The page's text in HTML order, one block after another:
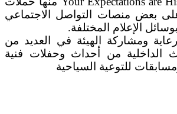
على بعض منصات التواصل الاجتماعي
الإعلام المختلفة.
ومشاركة الهيئة في العديد من
الداخلية من أحداث وحفلات فنية
للتوعية السياحية